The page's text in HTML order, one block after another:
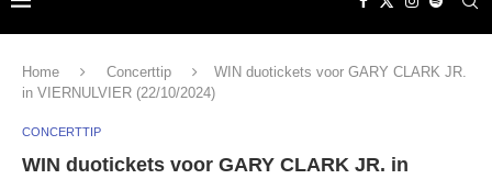
Home Concerttip
WIN duotickets voor GARY CLARK JR.
in VIERNULVIER (22/10/2024)
CONCERTTIP
WIN duotickets voor GARY CLARK JR. in